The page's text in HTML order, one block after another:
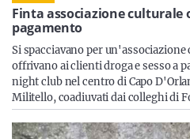
Servizi
Finta associazione culturale
pagamento
Si spacciavano per
offrivano ai clienti droga e sesso a
night club nel centro di Capo
Militello, coadiuvati dai colleghi di